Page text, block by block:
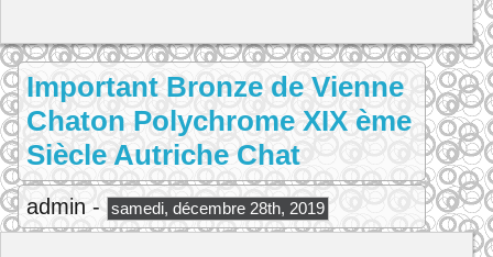
Important Bronze de Vienne
Chaton Polychrome XIX ème
Siècle Autriche Chat
admin - samedi, décembre 28th, 2019